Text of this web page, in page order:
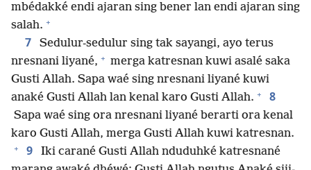
mbédakké endi ajaran sing bener lan endi ajaran sing
salah. +
7
Sedulur-sedulur sing tak sayangi, ayo terus
nresnani liyané, + merga katresnan kuwi asalé saka
Gusti Allah. Sapa waé sing nresnani liyané kuwi
anaké Gusti Allah lan kenal karo Gusti Allah. + 8
Sapa waé sing ora nresnani liyané berarti ora kenal
karo Gusti Allah, merga Gusti Allah kuwi katresnan.
+ 9
Iki carané Gusti Allah nduduhké katresnané